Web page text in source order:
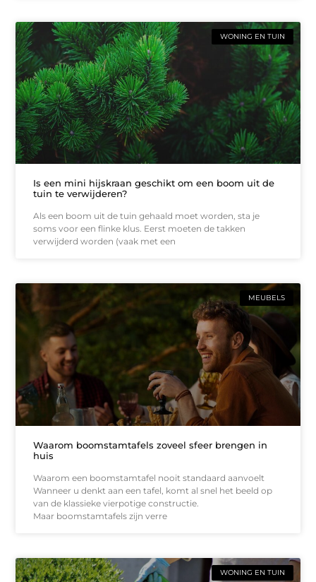
WONING EN TUIN
Is een mini hijskraan geschikt om een boom uit de
tuin te verwijderen?
Als een boom uit de tuin gehaald moet worden, sta je
soms voor een flinke klus. Eerst moeten de takken
verwijderd worden (vaak met een
MEUBELS
Waarom boomstamtafels zoveel sfeer brengen in
huis
Waarom een boomstamtafel nooit standaard aanvoelt
Wanneer u denkt aan een tafel, komt al snel het beeld op
van de klassieke vierpotige constructie.
Maar boomstamtafels zijn verre
WONING EN TUIN